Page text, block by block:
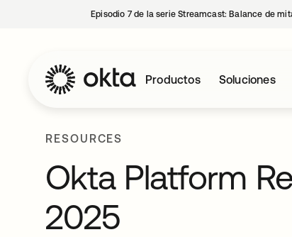
Episodio 7 de la serie Streamcast: Balance de
Productos Soluciones
RESOURCES
Okta Platform
2025